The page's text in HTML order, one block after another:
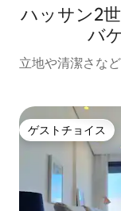
ハッサン2
バ⁠
立地や清潔さな
ゲストチョイス
ゲストチョイス